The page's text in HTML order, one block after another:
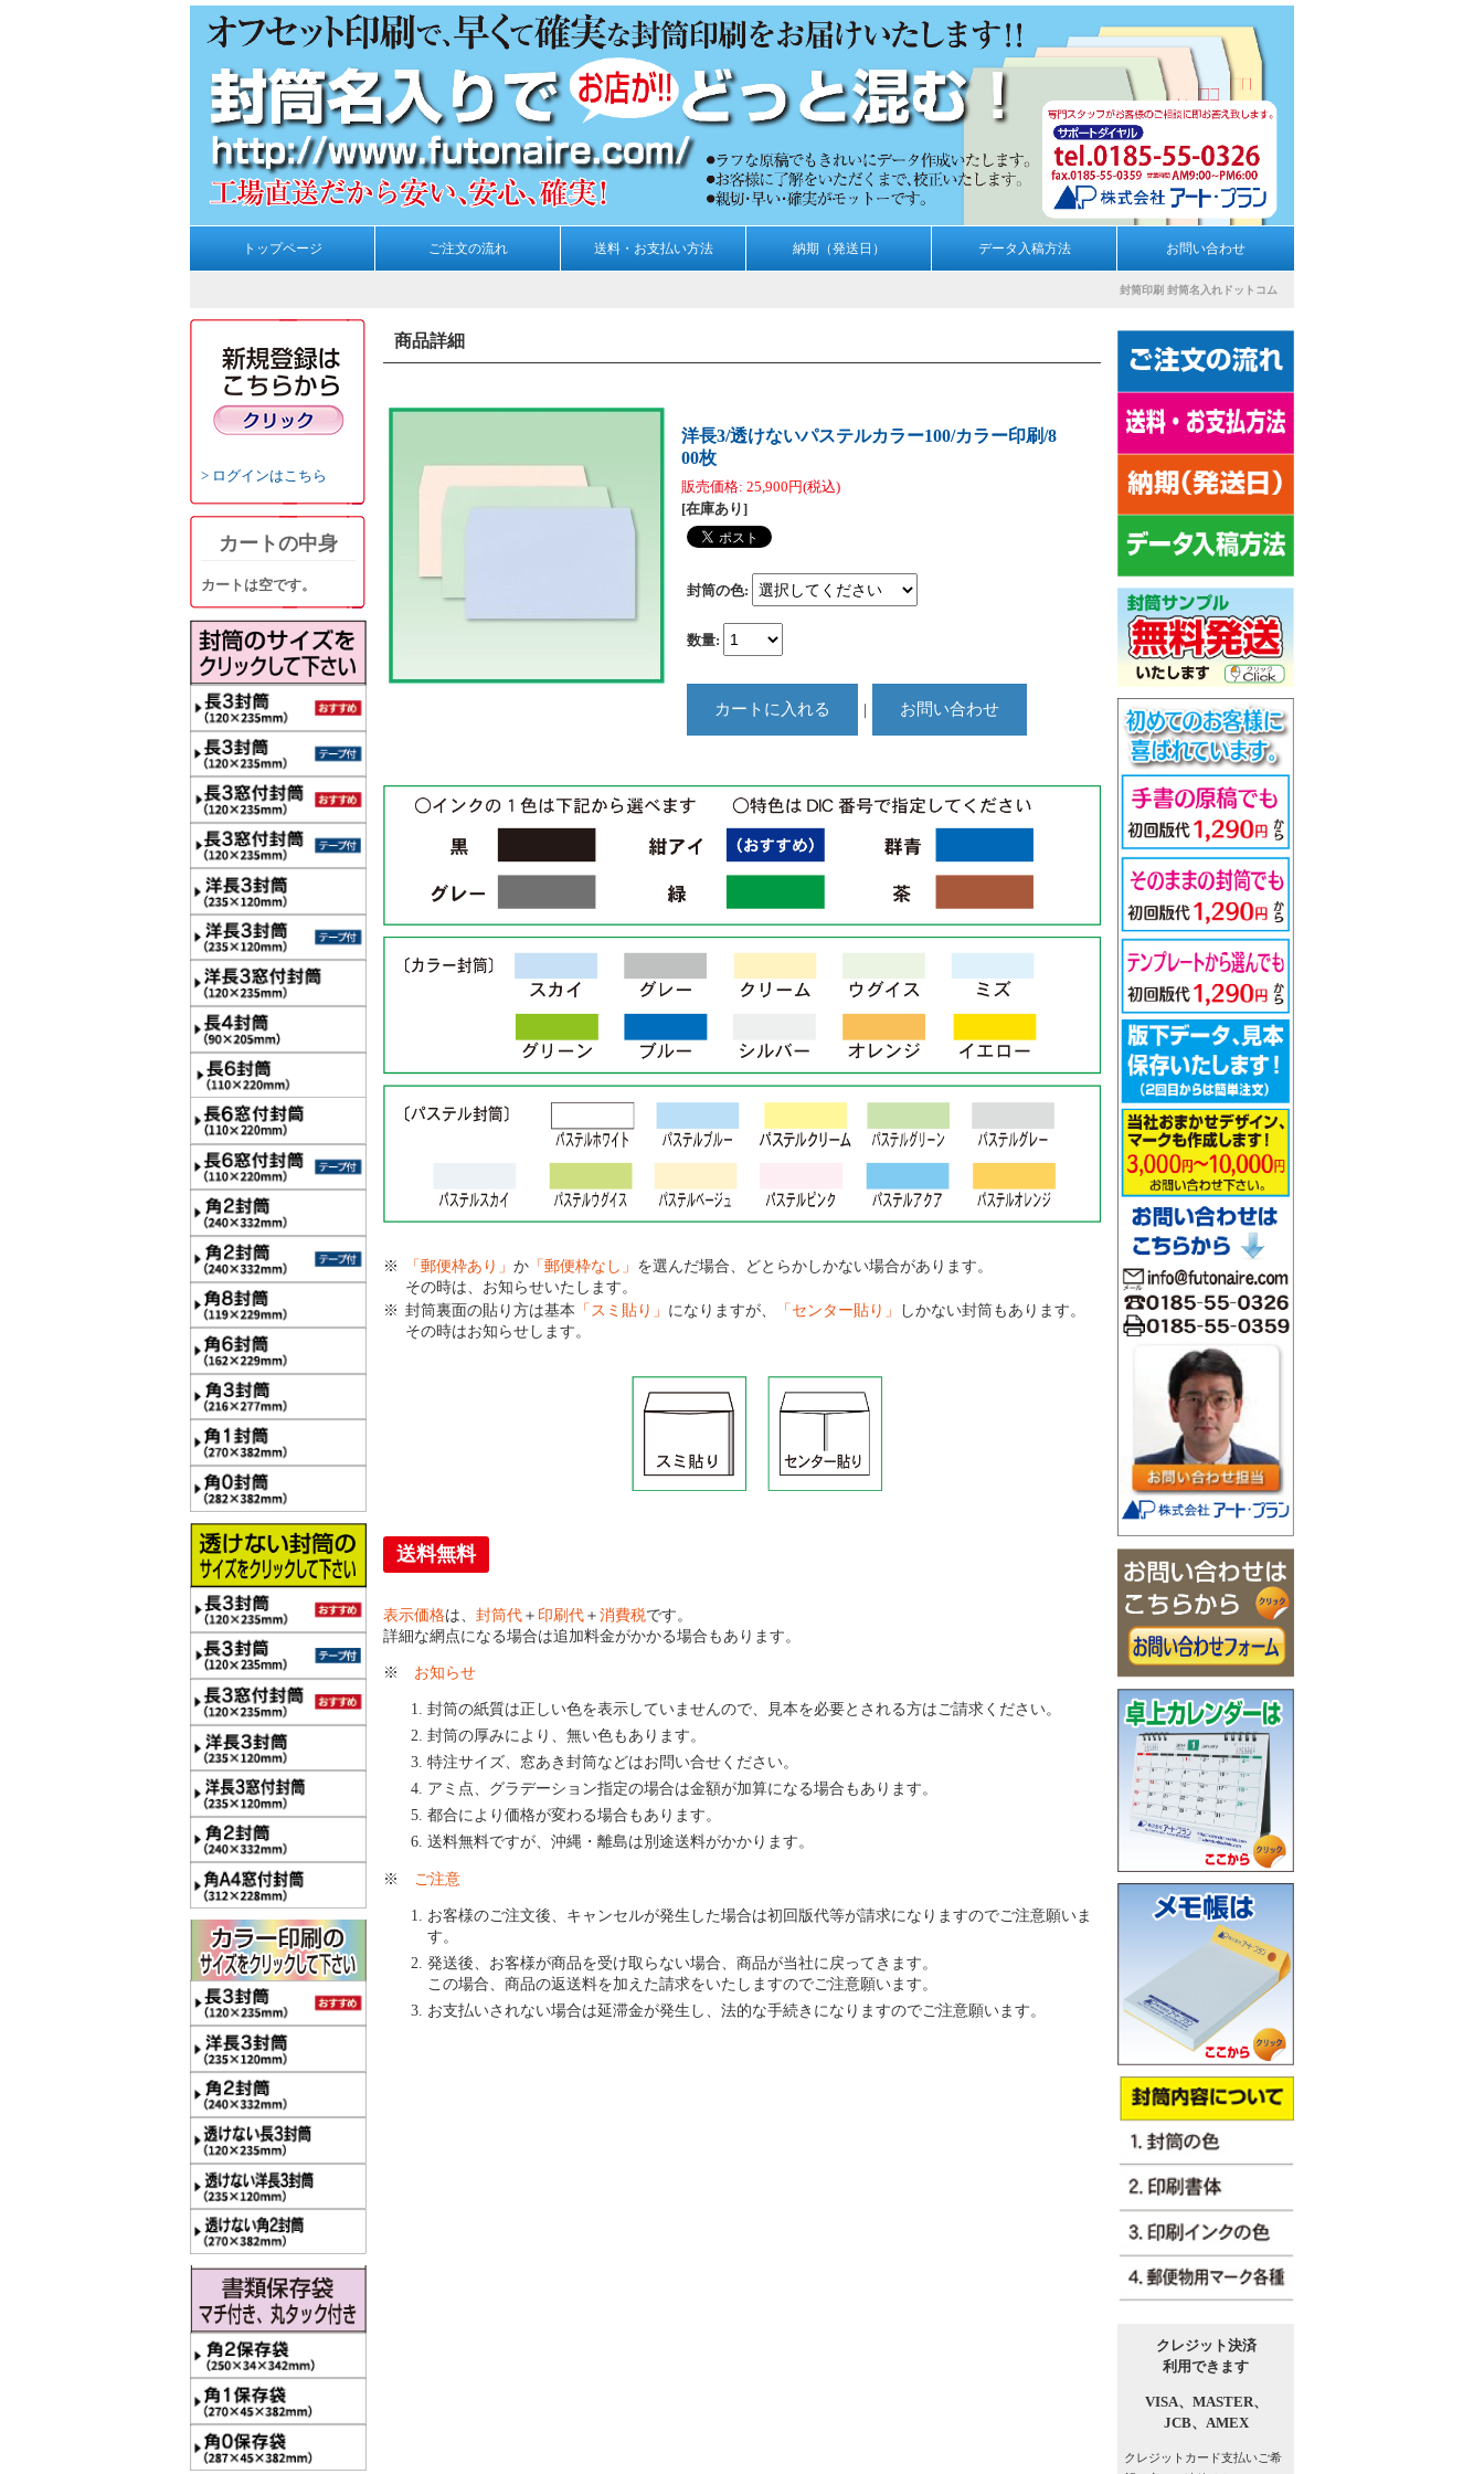
トップページ ご注文の流れ 送料・お支払い方法 納期（発送日） データ入稿方法 お問い合わせ
封筒印刷 封筒名入れドットコム
ログインはこちら
カートの中身
カートは空です。
商品詳細
洋長3/透けないパステルカラー100/カラー印刷/8
00枚
販売価格: 25,900円(税込)
[在庫あり]
封筒の色:
数量:
｜
「郵便枠あり」 か 「郵便枠なし」 を選んだ場合、どとらかしかない場合があります。
その時は、お知らせいたします。
封筒裏面の貼り方は基本 「スミ貼り」 になりますが、 「センター貼り」
しかない封筒もあります。
その時はお知らせします。
送料無料
表示価格は、 封筒代 ＋ 印刷代 ＋ 消費税です。
詳細な網点になる場合は追加料金がかかる場合もあります。
※ お知らせ
封筒の紙質は正しい色を表示していませんので、見本を必要とされる方はご請求ください。
封筒の厚みにより、無い色もあります。
特注サイズ、窓あき封筒などはお問い合せください。
アミ点、グラデーション指定の場合は金額が加算になる場合もあります。
都合により価格が変わる場合もあります。
送料無料ですが、沖縄・離島は別途送料がかかります。
※ ご注意
お客様のご注文後、キャンセルが発生した場合は初回版代等が請求になりますのでご注意願いま
す。
発送後、お客様が商品を受け取らない場合、商品が当社に戻ってきます。
この場合、商品の返送料を加えた請求をいたしますのでご注意願います。
お支払いされない場合は延滞金が発生し、法的な手続きになりますのでご注意願います。
クレジット決済
利用できます
VISA、 MASTER、
JCB、 AMEX
クレジットカード支払いご希